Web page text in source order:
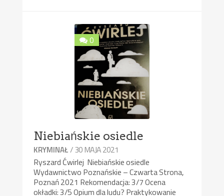
0
Niebiańskie osiedle
KRYMINAŁ/ 30 MAJA 2021
Ryszard Ćwirlej Niebiańskie osiedle
Wydawnictwo Poznańskie – Czwarta Strona,
Poznań 2021 Rekomendacja: 3/7 Ocena
okładki: 3/5 Opium dla ludu? Praktykowanie